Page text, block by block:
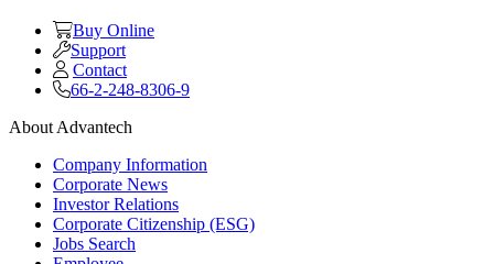
Buy Online
Support
Contact
66-2-248-8306-9
About Advantech
Company Information
Corporate News
Investor Relations
Corporate Citizenship (ESG)
Jobs Search